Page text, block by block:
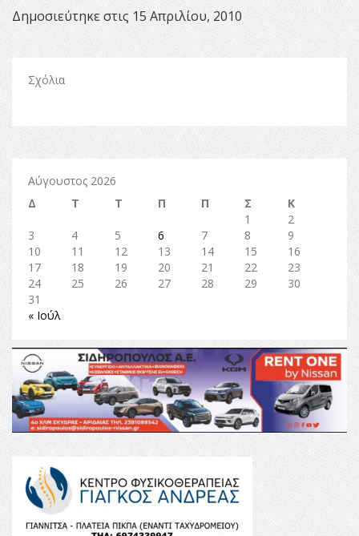
Δημοσιεύτηκε στις 15 Απριλίου, 2010
Σχόλια
Αύγουστος 2026
Δ
Τ Τ Π Π Σ
Κ
1
2
3
4 5 6 7 8
9
10
11 12 13 14 15
16
17
18 19 20 21 22
23
24
25 26 27 28 29
30
31
« Ιούλ